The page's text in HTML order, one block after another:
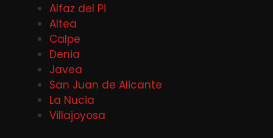
Alfaz del Pi
Altea
Calpe
Denia
Javea
San Juan de Alicante
La Nucia
Villajoyosa